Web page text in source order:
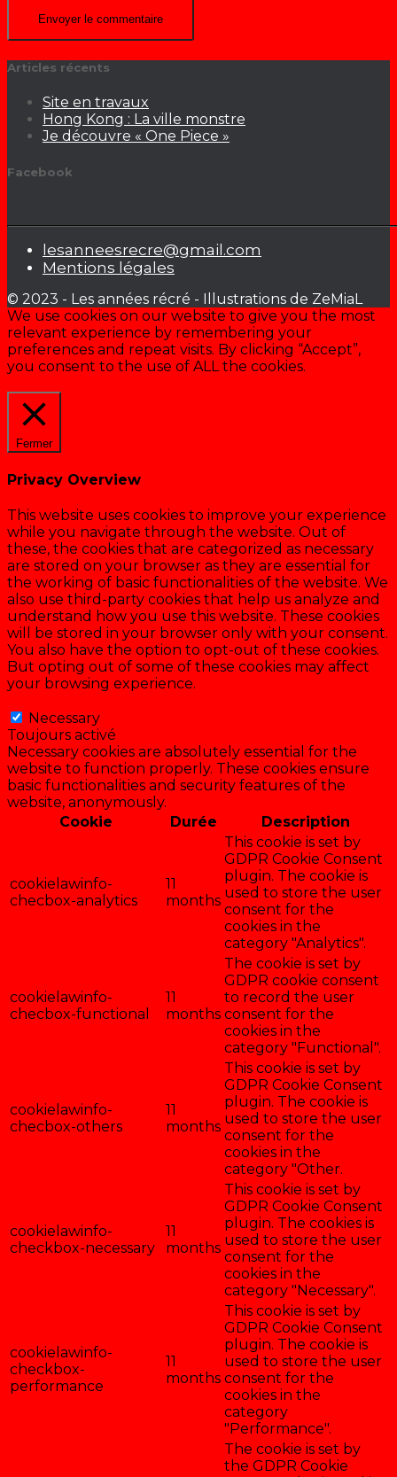
Articles récents
Site en travaux
Hong Kong : La ville monstre
Je découvre « One Piece »
Facebook
lesanneesrecre@gmail.com
Mentions légales
© 2023 - Les années récré - Illustrations de ZeMiaL
We use cookies on our website to give you the most
relevant experience by remembering your
preferences and repeat visits. By clicking “Accept”,
you consent to the use of ALL the cookies.
Fermer
Privacy Overview
This website uses cookies to improve your experience
while you navigate through the website. Out of
these, the cookies that are categorized as necessary
are stored on your browser as they are essential for
the working of basic functionalities of the website. We
also use third-party cookies that help us analyze and
understand how you use this website. These cookies
will be stored in your browser only with your consent.
You also have the option to opt-out of these cookies.
But opting out of some of these cookies may affect
your browsing experience.
Necessary
Toujours activé
Necessary cookies are absolutely essential for the
website to function properly. These cookies ensure
basic functionalities and security features of the
website, anonymously.
Cookie
Durée Description
cookielawinfo-
checbox-analytics
11
months
This cookie is set by
GDPR Cookie Consent
plugin. The cookie is
used to store the user
consent for the
cookies in the
category "Analytics".
cookielawinfo-
checbox-functional
11
months
The cookie is set by
GDPR cookie consent
to record the user
consent for the
cookies in the
category "Functional".
cookielawinfo-
checbox-others
11
months
This cookie is set by
GDPR Cookie Consent
plugin. The cookie is
used to store the user
consent for the
cookies in the
category "Other.
cookielawinfo-
checkbox-necessary
11
months
This cookie is set by
GDPR Cookie Consent
plugin. The cookies is
used to store the user
consent for the
cookies in the
category "Necessary".
cookielawinfo-
checkbox-
performance
11
months
This cookie is set by
GDPR Cookie Consent
plugin. The cookie is
used to store the user
consent for the
cookies in the
category
"Performance".
The cookie is set by
the GDPR Cookie